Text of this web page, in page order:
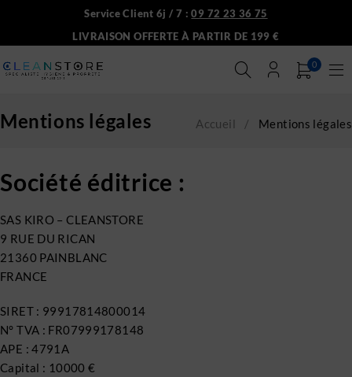
Service Client 6j / 7 :09 72 23 36 75
LIVRAISON OFFERTE À PARTIR DE 199 €
0
Mentions légales Accueil / Mentions légales
Société éditrice :
SAS KIRO – CLEANSTORE
9 RUE DU RICAN
21360 PAINBLANC
FRANCE
SIRET : 99917814800014
N° TVA : FR07999178148
APE : 4791A
Capital : 10000 €